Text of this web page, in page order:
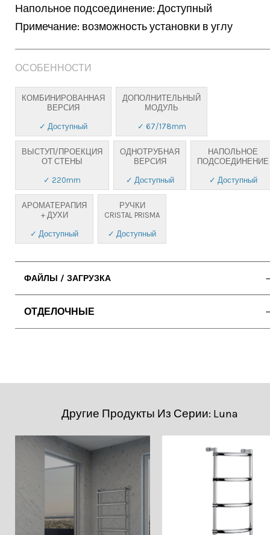
Напольное подсоединение: Доступный
Примечание: возможность установки в углу
ОСОБЕННОСТИ
КОМБИНИРОВАННАЯ
ВЕРСИЯ
✓ Доступный
ДОПОЛНИТЕЛЬНЫЙ
МОДУЛЬ
✓ 67/178mm
ВЫСТУП/ПРОЕКЦИЯ
ОТ СТЕНЫ
✓ 220mm
ОДНОТРУБНАЯ
ВЕРСИЯ
✓ Доступный
НАПОЛЬНОЕ
ПОДСОЕДИНЕНИЕ
✓ Доступный
АРОМАТЕРАПИЯ
+ ДУХИ
✓ Доступный
РУЧКИ
CRISTAL PRISMA
✓ Доступный
ФАЙЛЫ / ЗАГРУЗКА
• ИНСТРУКЦИЯ ПО ЭКСПЛУАТАЦИИ
ОТДЕЛОЧНЫЕ
Другие Продукты Из Серии: Luna